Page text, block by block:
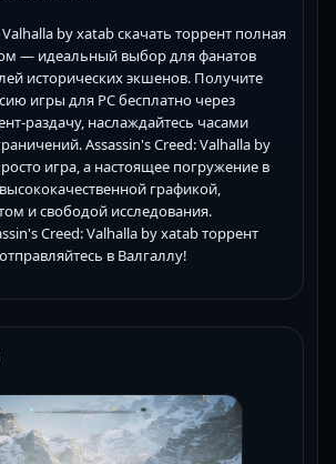
Valhalla by xatab скачать торрент полная
— идеальный выбор для фанатов
исторических экшенов. Получите
игры для PC бесплатно через
раздачу, наслаждайтесь часами
Assassin's Creed: Valhalla by
игра, а настоящее погружение в
графикой,
и свободой исследования.
Creed: Valhalla by xatab торрент
в Валгаллу!